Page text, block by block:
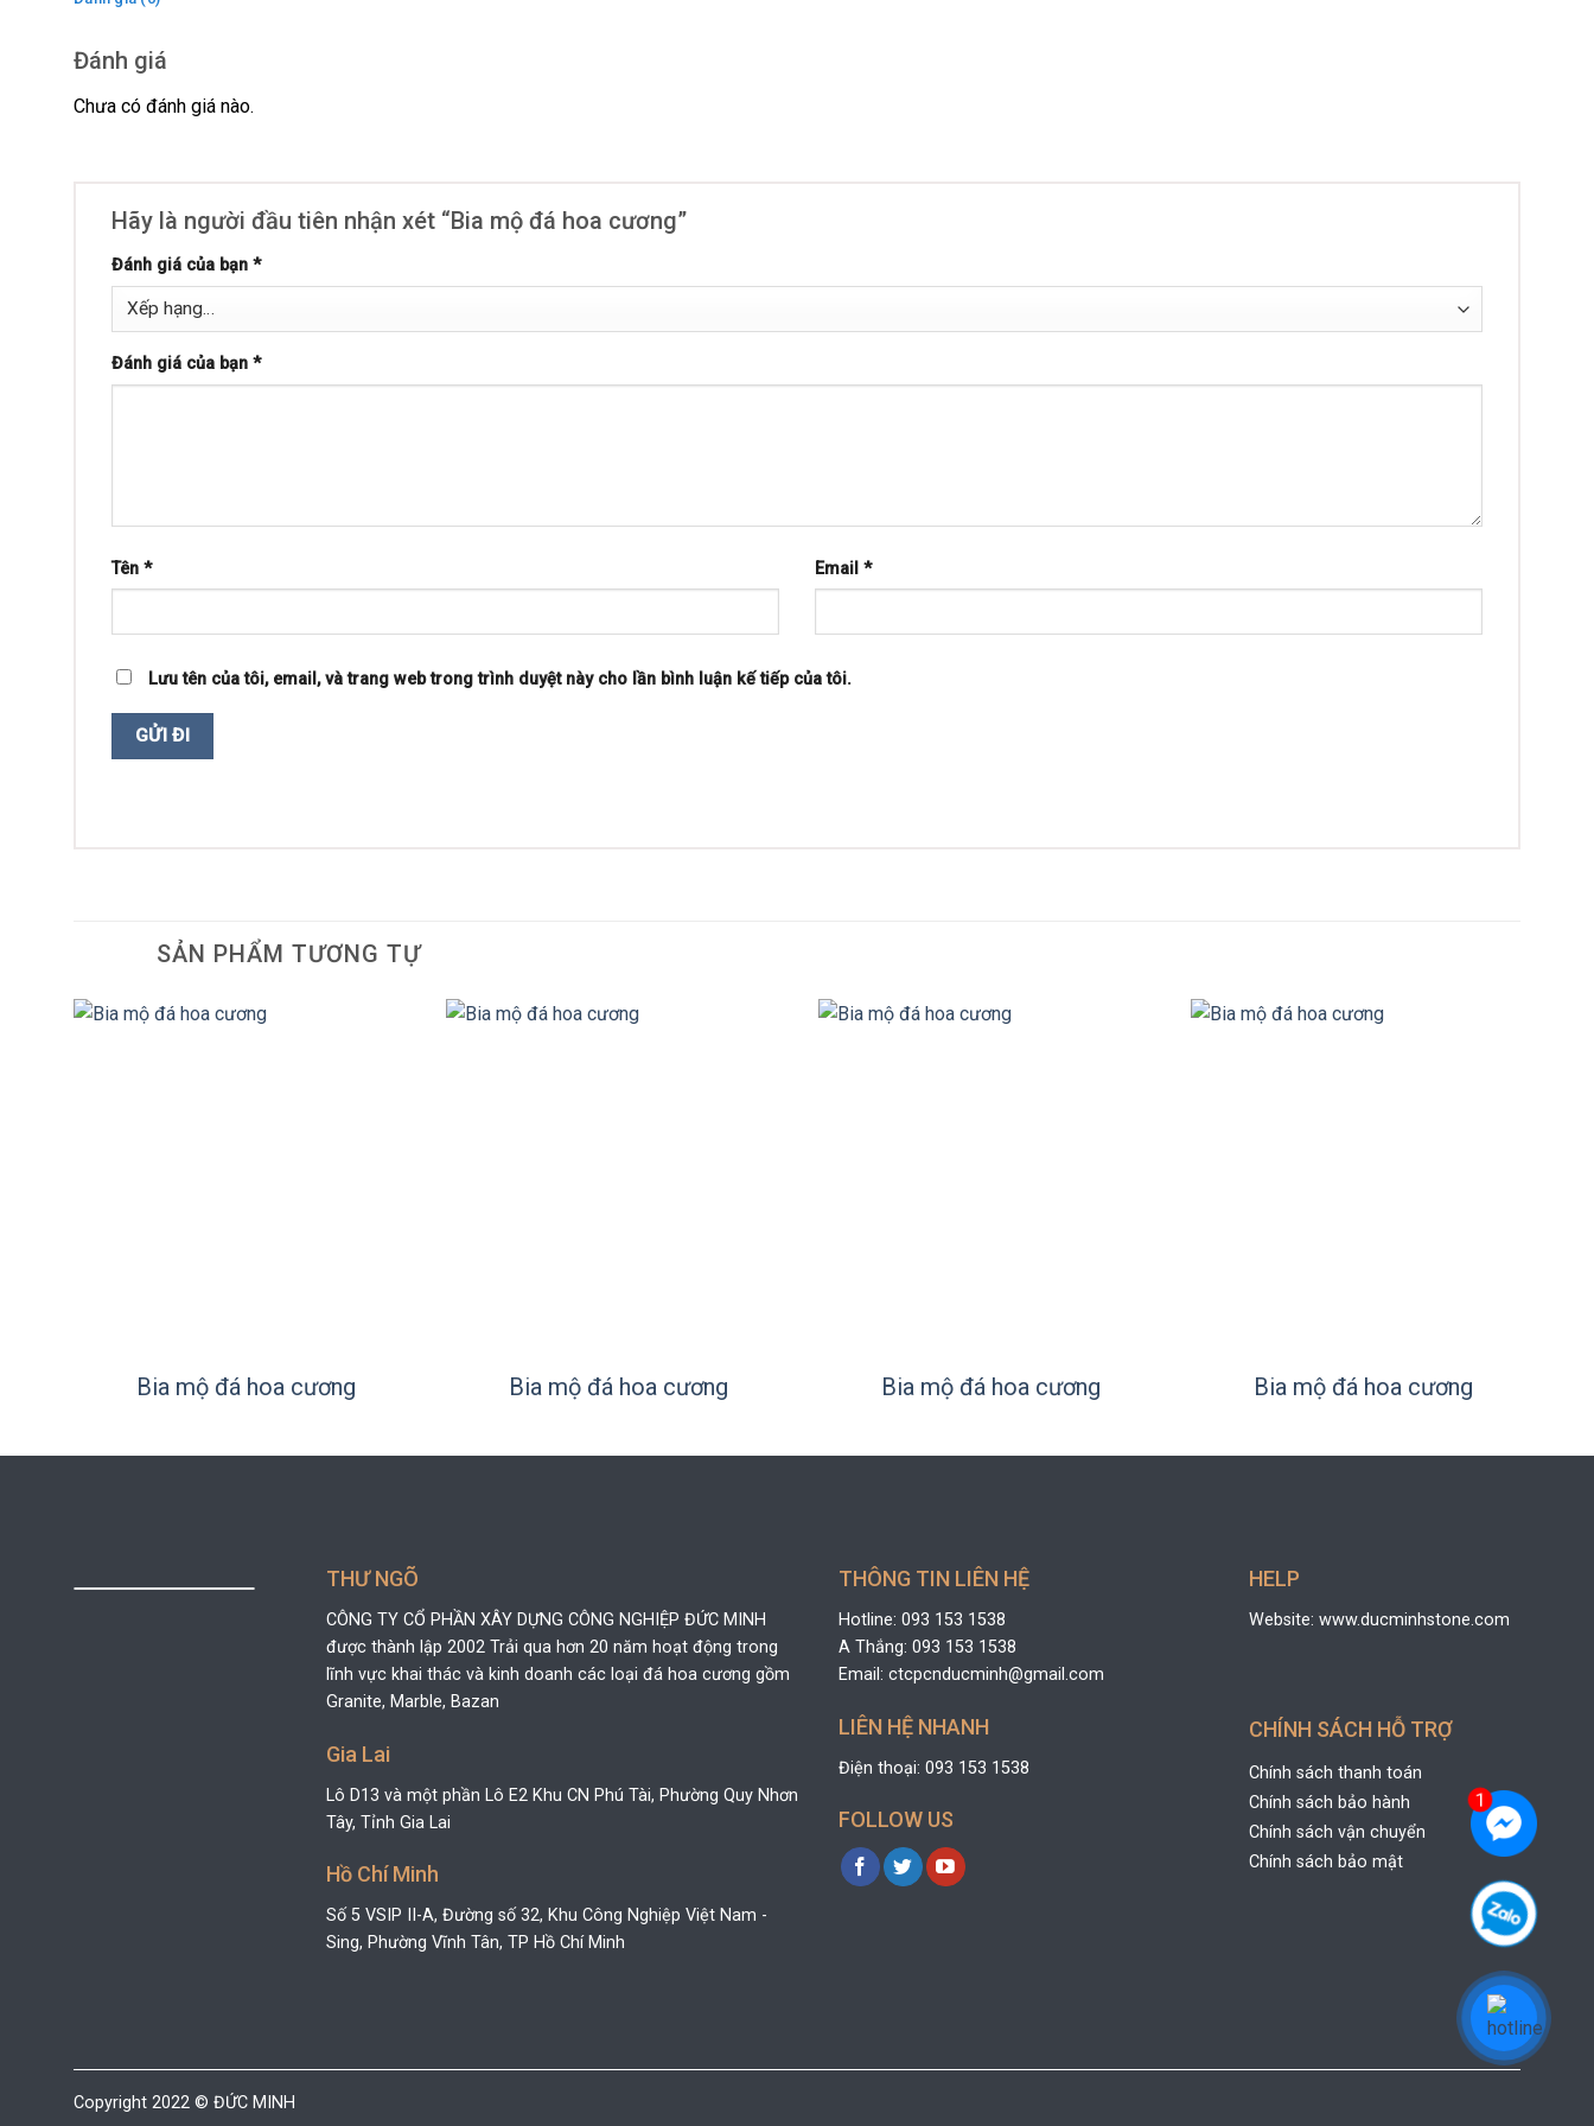
Đánh giá
Chưa có đánh giá nào.
Hãy là người đầu tiên nhận xét “Bia mộ đá hoa cương”
Đánh giá của bạn *
Đánh giá của bạn *
Tên * Email *
Lưu tên của tôi, email, và trang web trong trình duyệt này cho lần bình luận kế tiếp của tôi.
SẢN PHẨM TƯƠNG TỰ
Bia mộ đá hoa cương Bia mộ đá hoa cương Bia mộ đá hoa cương Bia mộ đá hoa cương
THƯ NGÕ
CÔNG TY CỔ PHẦN XÂY DỰNG CÔNG NGHIỆP ĐỨC MINH
được thành lập 2002 Trải qua hơn 20 năm hoạt động trong
lĩnh vực khai thác và kinh doanh các loại đá hoa cương gồm
Granite, Marble, Bazan
Gia Lai
Lô D13 và một phần Lô E2 Khu CN Phú Tài, Phường Quy Nhơn
Tây, Tỉnh Gia Lai
Hồ Chí Minh
Số 5 VSIP II-A, Đường số 32, Khu Công Nghiệp Việt Nam -
Sing, Phường Vĩnh Tân, TP Hồ Chí Minh
THÔNG TIN LIÊN HỆ
Hotline: 093 153 1538
A Thắng: 093 153 1538
Email: ctcpcnducminh@gmail.com
LIÊN HỆ NHANH
Điện thoại: 093 153 1538
FOLLOW US
HELP
Website: www.ducminhstone.com
CHÍNH SÁCH HỖ TRỢ
Chính sách thanh toán
Chính sách bảo hành
Chính sách vận chuyển
Chính sách bảo mật
Copyright 2022 © ĐỨC MINH